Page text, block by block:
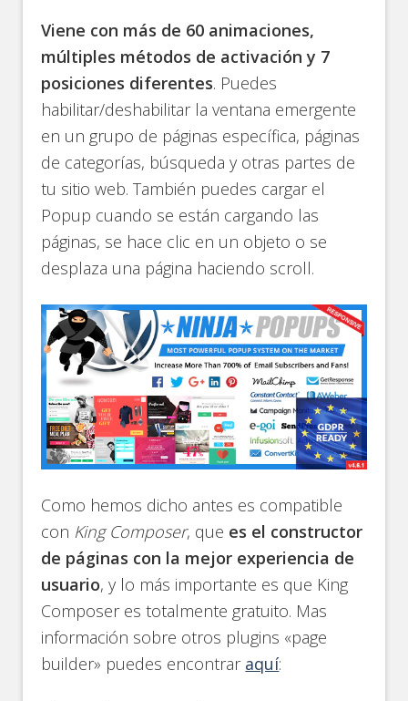
Viene con más de 60 animaciones,
múltiples métodos de activación y 7
posiciones diferentes. Puedes
habilitar/deshabilitar la ventana emergente
en un grupo de páginas específica, páginas
de categorías, búsqueda y otras partes de
tu sitio web. También puedes cargar el
Popup cuando se están cargando las
páginas, se hace clic en un objeto o se
desplaza una página haciendo scroll.
Como hemos dicho antes es compatible
con King Composer, que es el constructor
de páginas con la mejor experiencia de
usuario, y lo más importante es que King
Composer es totalmente gratuito. Mas
información sobre otros plugins «page
builder» puedes encontrar aquí: